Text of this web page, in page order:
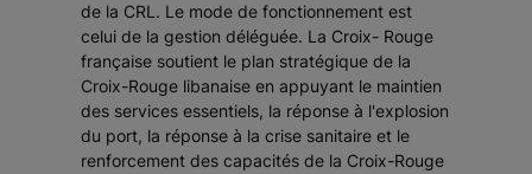
de la CRL. Le mode de fonctionnement est
celui de la gestion déléguée. La Croix- Rouge
française soutient le plan stratégique de la
Croix-Rouge libanaise en appuyant le maintien
des services essentiels, la réponse à l'explosion
du port, la réponse à la crise sanitaire et le
renforcement des capacités de la Croix-Rouge